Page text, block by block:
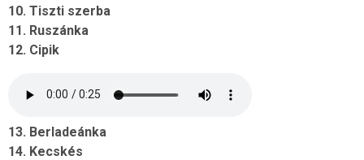
10. Tiszti szerba
11. Ruszánka
12. Cipik
13. Berladeánka
14. Kecskés